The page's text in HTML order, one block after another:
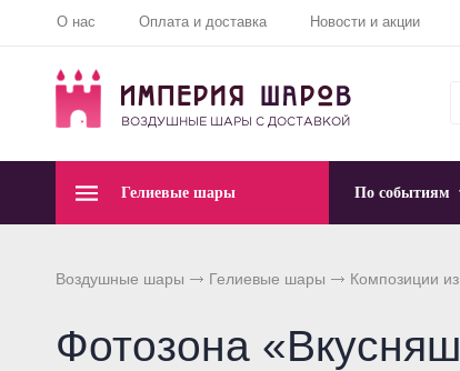
О нас Оплата и доставка Новости и акции
Гелиевые шары По событиям
Воздушные шары Гелиевые шары Композиции
Фотозона